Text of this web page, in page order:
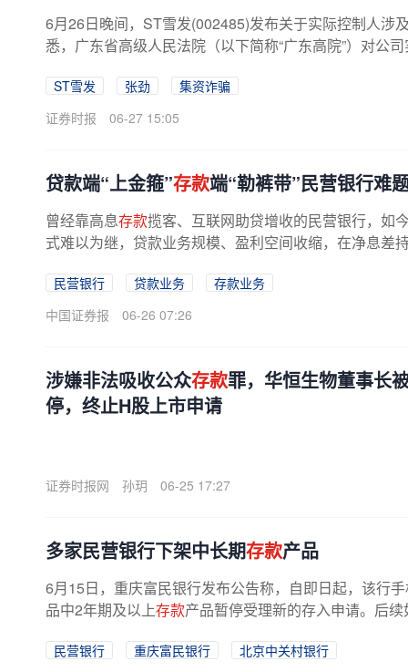
6月26日晚间，ST雪发(002485)发布关于实际控制人涉
悉，广东省高级人民法院（以下简称“广东高院”）对公
ST雪发 张劲
集资诈骗
证券时报
06-27 15:05
贷款端“上金箍”存款端“勒裤带”民营银行难
曾经靠高息存款揽客、互联网助贷增收的民营银行，如
式难以为继，贷款业务规模、盈利空间收缩，在净息差
民营银行 贷款业务
存款业务
中国证券报
06-26 07:26
涉嫌非法吸收公众存款罪，华恒生物董事长
停，终止H股上市申请
证券时报网 孙玥 06-25 17:27
多家民营银行下架中长期存款产品
6月15日，重庆富民银行发布公告称，自即日起，该行
品中2年期及以上存款产品暂停受理新的存入申请。后
民营银行 重庆富民银行
北京中关村银行